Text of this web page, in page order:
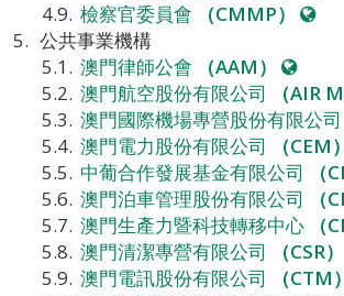
檢察官委員會 （CMMP）
網
公共事業機構
澳門律師公會
（AAM）
網
站
澳門航空股份有限公司 （AIR
澳門國際機場專營股份有限公司
澳門電力股份有限公司 （CEM）
中葡合作發展基金有限公司 （
澳門泊車管理股份有限公司
（
澳門生產力暨科技轉移中心
（
澳門清潔專營有限公司
（CSR）
澳門電訊股份有限公司
（CTM）